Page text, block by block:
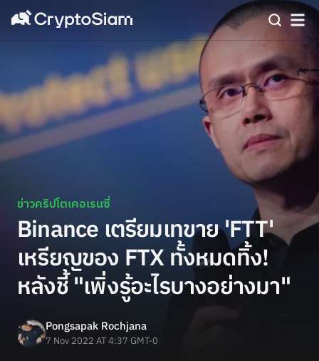
ข่าวคริปโตเคอเรนซี่
Binance เตรียมเทขาย 'FTT'
เหรียญของ FTX ทั้งหมดทิ้ง!
หลังชี้ "เพิ่งรู้อะไรบางอย่างมา"
Pongsapak Rochjana
7 Nov 2022 AT 4:37 GMT-0